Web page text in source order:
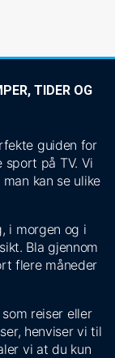
TIDER OG
guiden for
sport på TV. Vi
kan se ulike
i morgen og i
Bla gjennom
flere måneder
reiser eller
henviser vi til
vi at du kun